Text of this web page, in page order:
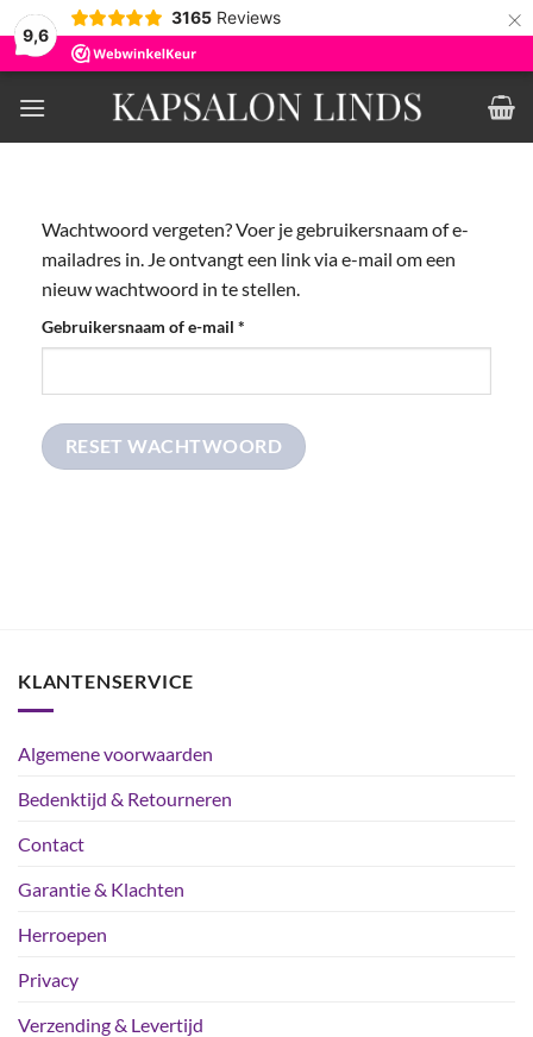
9,6
3165 Reviews ×
naar
inhoud
Wachtwoord vergeten? Voer je gebruikersnaam of e-
mailadres in. Je ontvangt een link via e-mail om een
nieuw wachtwoord in te stellen.
Gebruikersnaam of e-mail *
RESET WACHTWOORD
KLANTENSERVICE
Algemene voorwaarden
Bedenktijd & Retourneren
Contact
Garantie & Klachten
Herroepen
Privacy
Verzending & Levertijd